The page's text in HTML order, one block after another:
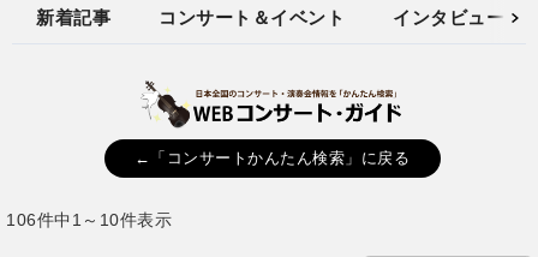
新着記事 コンサート＆イベント インタビュー
←「コンサートかんたん検索」に戻る
106件中1～10件表示